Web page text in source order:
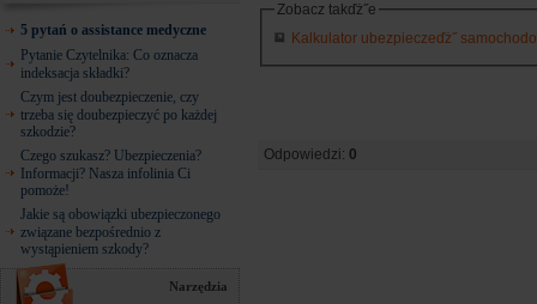
5 pytań o assistance medyczne
Pytanie Czytelnika: Co oznacza
indeksacja składki?
Czym jest doubezpieczenie, czy
trzeba się doubezpieczyć po każdej
szkodzie?
Czego szukasz? Ubezpieczenia?
Informacji? Nasza infolinia Ci
pomoże!
Jakie są obowiązki ubezpieczonego
związane bezpośrednio z
wystąpieniem szkody?
Narzędzia
Zobacz takďż˝e
Kalkulator ubezpieczeďż˝
Odpowiedzi: 0